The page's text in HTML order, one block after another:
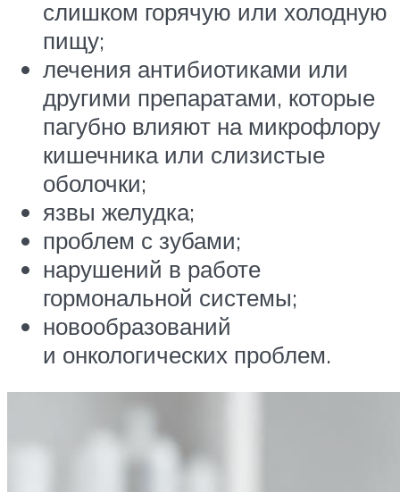
слишком горячую или холодную
пищу;
лечения антибиотиками или
другими препаратами, которые
пагубно влияют на микрофлору
кишечника или слизистые
оболочки;
язвы желудка;
проблем с зубами;
нарушений в работе
гормональной системы;
новообразований
и онкологических проблем.